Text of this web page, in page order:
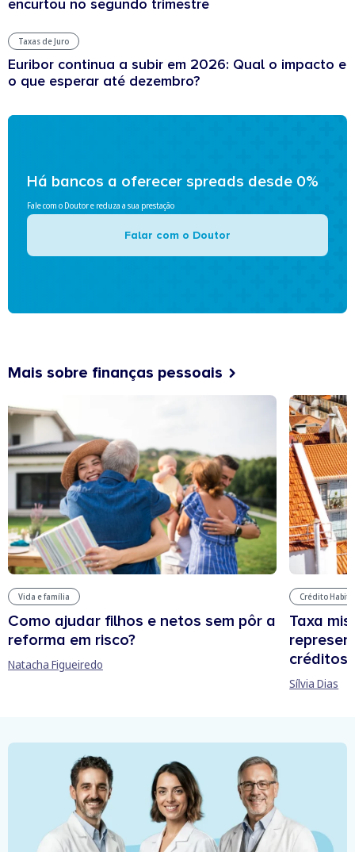
encurtou no segundo trimestre
Taxas de Juro
Euribor continua a subir em 2026: Qual o impacto e
o que esperar até dezembro?
Há bancos a oferecer spreads desde 0%
Fale com o Doutor e reduza a sua prestação
Falar com o Doutor
Mais sobre finanças pessoais
Vida e família
Como ajudar filhos e netos sem pôr a
reforma em risco?
Natacha Figueiredo
Crédito
Taxa
créditos
Sílvia Dias